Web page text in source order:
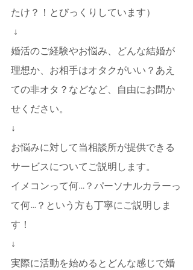
たけ？！とびっくりしています）
↓
婚活のご経験やお悩み、どんな結婚が
理想か、お相手はオタクがいい？あえ
ての非オタ？などなど、自由にお聞か
せください。
↓
お悩みに対して当相談所が提供できる
サービスについてご説明します。
イメコンって何…？パーソナルカラーっ
て何…？という方も丁寧にご説明しま
す！
↓
実際に活動を始めるとどんな感じで婚